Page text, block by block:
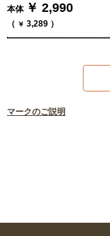
本体 ￥ 2,990
（ ￥ 3,289 ）
マークのご説明